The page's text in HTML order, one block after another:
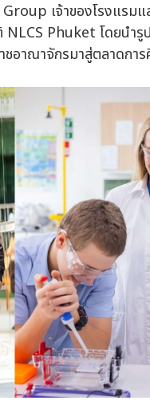
เจ้าของโรงแรมแ
NLCS Phuket โดยนำ
อาณาจักรมาสู่ตลาดกา